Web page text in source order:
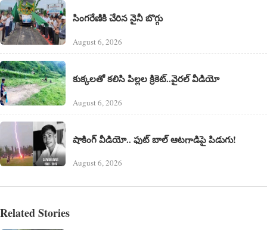
సింగరేణికి చేరిన నైనీ బొగ్గు
August 6, 2026
కుక్కలతో కలిసి పిల్లల క్రికెట్..వైరల్ వీడియో
August 6, 2026
షాకింగ్ వీడియో.. ఫుట్ బాల్ ఆటగాడిపై పిడుగు!
August 6, 2026
Related Stories